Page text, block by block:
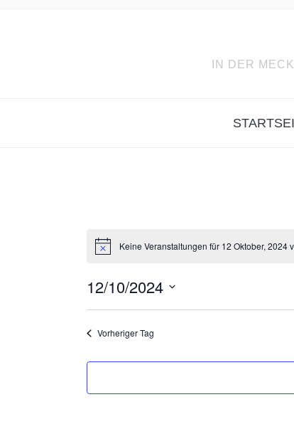
IN DER
Keine Veranstaltungen für 12 Oktober, 2024
12/10/2024
Vorheriger Tag